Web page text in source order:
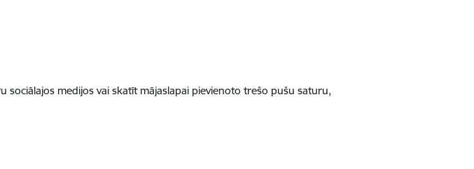
sociālajos medijos vai skatīt mājaslapai pievienoto trešo pušu saturu,